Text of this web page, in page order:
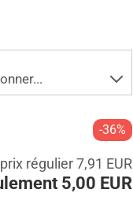
-36%
régulier 7,91 EUR
5,00 EUR